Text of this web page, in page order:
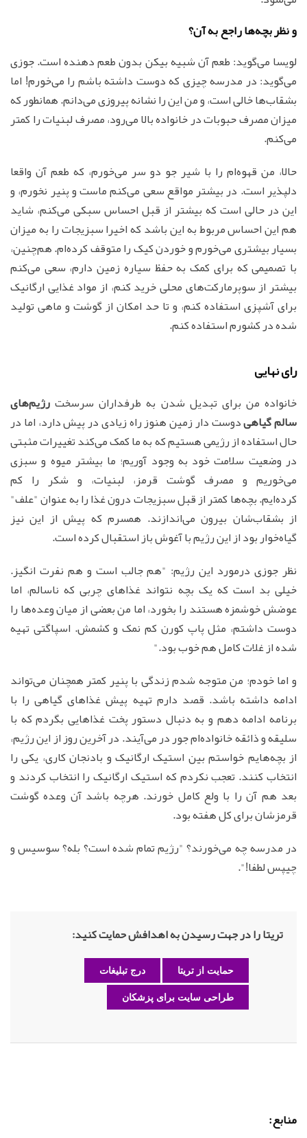
و نظر بچه‌ها راجع به آن؟
لویسا می‌گوید: طعم آن شبیه بیکن بدون طعم دهنده است. جوزی
می‌گوید: در مدرسه چیزی که دوست داشته باشم را می‌خورم! اما
بشقاب‌ها خالی است، و من این را نشانه پیروزی می‌دانم. همانطور که
میزان مصرف حبوبات در خانواده بالا می‌رود، مصرف لبنیات را کمتر
می‌کنم.
حالا، من قهوه‌ام را با شیر جو دو سر می‌خورم، که طعم آن واقعا
دلپذیر است. در بیشتر مواقع سعی می‌کنم ماست و پنیر نخورم، و
این در حالی است که بیشتر از قبل احساس سبکی می‌کنم، شاید
هم این احساس مربوط به این باشد که اخیرا سبزیجات را به میزان
بسیار بیشتری می‌خورم و خوردن کیک را متوقف کرده‌ام. هم‌چنین،
با تصمیمی که برای کمک به حفظ سیاره زمین دارم، سعی می‌کنم
بیشتر از سوپرمارکت‌های محلی خرید کنم، از مواد غذایی ارگانیک
برای آشپزی استفاده کنم، و تا حد امکان از گوشت و ماهی تولید
شده در کشورم استفاده کنم.
رای نهایی
خانواده من برای تبدیل شدن به طرفداران سرسخت رژیم‌های
سالم گیاهیدوست دار زمین هنوز راه زیادی در پیش دارد، اما در
حال استفاده از رژیمی هستیم که به ما کمک می‌کند تغییرات مثبتی
در وضعیت سلامت خود به وجود آوریم؛ ما بیشتر میوه و سبزی
می‌خوریم و مصرف گوشت قرمز، لبنیات، و شکر را کم
کرده‌ایم. بچه‌ها کمتر از قبل سبزیجات درون غذا را به عنوان "علف"
از بشقاب‌شان بیرون می‌اندازند. همسرم که پیش از این نیز
گیاه‌خوار بود از این رژیم با آغوش باز استقبال کرده است.
نظر جوزی درمورد این رژیم: "هم جالب است و هم نفرت انگیز.
خیلی بد است که یک بچه نتواند غذاهای چربی که ناسالم، اما
عوضش خوشمزه هستند را بخورد، اما من بعضی از میان وعده‌ها را
دوست داشتم، مثل پاپ کورن کم نمک و کشمش. اسپاگتی تهیه
شده از غلات کامل هم خوب بود."
و اما خودم؛ من متوجه شدم زندگی با پنیر کمتر همچنان می‌تواند
ادامه داشته باشد. قصد دارم تهیه پیش غذاهای گیاهی را با
برنامه ادامه دهم و به دنبال دستور پخت غذاهایی بگردم که با
سلیقه و ذائقه خانواده‌ام جور در می‌آیند. در آخرین روز از این رژیم،
از بچه‌هایم خواستم بین استیک ارگانیک و بادنجان کاری، یکی را
انتخاب کنند. تعجب نکردم که استیک ارگانیک را انتخاب کردند و
بعد هم آن را با ولع کامل خورند. هرچه باشد آن وعده گوشت
قرمزشان برای کل هفته بود.
در مدرسه چه می‌خورند؟ "رژیم تمام شده است؟ بله؟ سوسیس و
چیپس لطفا!".
تریتا را در جهت رسیدن به اهدافش حمایت کنید:
حمایت از تریتا درج تبلیغات
طراحی سایت برای پزشکان
منابع: